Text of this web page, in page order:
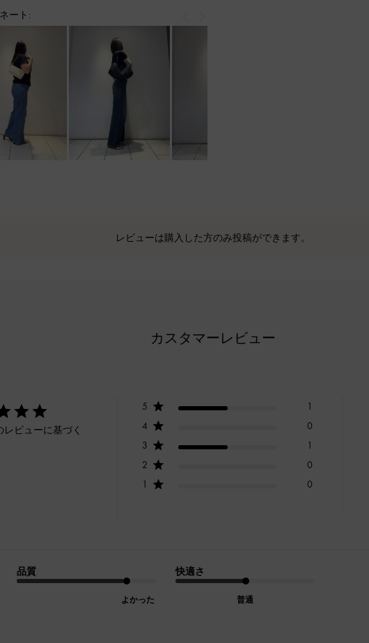
ート:
レビューは購入した方のみ投稿ができます。
カスタマーレビュー
レビューに基づく
5
1
4
0
3
1
2
0
1
0
品質
よかった
快適さ
普通